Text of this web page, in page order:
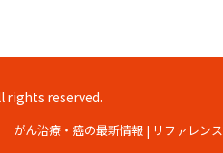
rights reserved.
がん治療・癌の最新情報 | リファレンス